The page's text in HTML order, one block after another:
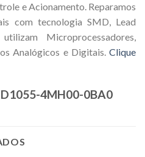
e Acionamento. Reparamos
com tecnologia SMD, Lead
Microprocessadores,
Analógicos e Digitais. Clique
4MH00-0BA0